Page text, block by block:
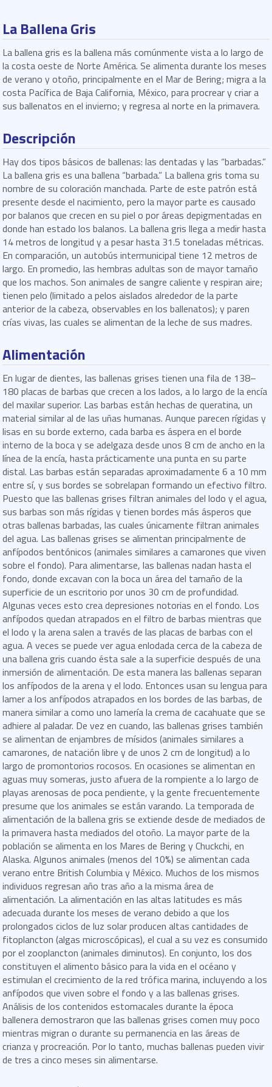
La Ballena Gris
La ballena gris es la ballena más comúnmente vista a lo largo de
la costa oeste de Norte América. Se alimenta durante los meses
de verano y otoño, principalmente en el Mar de Bering; migra a la
costa Pacífica de Baja California, México, para procrear y criar a
sus ballenatos en el invierno; y regresa al norte en la primavera.
Descripción
Hay dos tipos básicos de ballenas: las dentadas y las “barbadas.”
La ballena gris es una ballena “barbada.” La ballena gris toma su
nombre de su coloración manchada. Parte de este patrón está
presente desde el nacimiento, pero la mayor parte es causado
por balanos que crecen en su piel o por áreas depigmentadas en
donde han estado los balanos. La ballena gris llega a medir hasta
14 metros de longitud y a pesar hasta 31.5 toneladas métricas.
En comparación, un autobús intermunicipal tiene 12 metros de
largo. En promedio, las hembras adultas son de mayor tamaño
que los machos. Son animales de sangre caliente y respiran aire;
tienen pelo (limitado a pelos aislados alrededor de la parte
anterior de la cabeza, observables en los ballenatos); y paren
crías vivas, las cuales se alimentan de la leche de sus madres.
Alimentación
En lugar de dientes, las ballenas grises tienen una fila de 138–
180 placas de barbas que crecen a los lados, a lo largo de la encía
del maxilar superior. Las barbas están hechas de queratina, un
material similar al de las uñas humanas. Aunque parecen rígidas y
lisas en su borde externo, cada barba es áspera en el borde
interno de la boca y se adelgaza desde unos 8 cm de ancho en la
línea de la encía, hasta prácticamente una punta en su parte
distal. Las barbas están separadas aproximadamente 6 a 10 mm
entre sí, y sus bordes se sobrelapan formando un efectivo filtro.
Puesto que las ballenas grises filtran animales del lodo y el agua,
sus barbas son más rígidas y tienen bordes más ásperos que
otras ballenas barbadas, las cuales únicamente filtran animales
del agua. Las ballenas grises se alimentan principalmente de
anfípodos bentónicos (animales similares a camarones que viven
sobre el fondo). Para alimentarse, las ballenas nadan hasta el
fondo, donde excavan con la boca un área del tamaño de la
superficie de un escritorio por unos 30 cm de profundidad.
Algunas veces esto crea depresiones notorias en el fondo. Los
anfípodos quedan atrapados en el filtro de barbas mientras que
el lodo y la arena salen a través de las placas de barbas con el
agua. A veces se puede ver agua enlodada cerca de la cabeza de
una ballena gris cuando ésta sale a la superficie después de una
inmersión de alimentación. De esta manera las ballenas separan
los anfípodos de la arena y el lodo. Entonces usan su lengua para
lamer a los anfípodos atrapados en los bordes de las barbas, de
manera similar a como uno lamería la crema de cacahuate que se
adhiere al paladar. De vez en cuando, las ballenas grises también
se alimentan de enjambres de mísidos (animales similares a
camarones, de natación libre y de unos 2 cm de longitud) a lo
largo de promontorios rocosos. En ocasiones se alimentan en
aguas muy someras, justo afuera de la rompiente a lo largo de
playas arenosas de poca pendiente, y la gente frecuentemente
presume que los animales se están varando. La temporada de
alimentación de la ballena gris se extiende desde de mediados de
la primavera hasta mediados del otoño. La mayor parte de la
población se alimenta en los Mares de Bering y Chuckchi, en
Alaska. Algunos animales (menos del 10%) se alimentan cada
verano entre British Columbia y México. Muchos de los mismos
individuos regresan año tras año a la misma área de
alimentación. La alimentación en las altas latitudes es más
adecuada durante los meses de verano debido a que los
prolongados ciclos de luz solar producen altas cantidades de
fitoplancton (algas microscópicas), el cual a su vez es consumido
por el zooplancton (animales diminutos). En conjunto, los dos
constituyen el alimento básico para la vida en el océano y
estimulan el crecimiento de la red trófica marina, incluyendo a los
anfípodos que viven sobre el fondo y a las ballenas grises.
Análisis de los contenidos estomacales durante la época
ballenera demostraron que las ballenas grises comen muy poco
mientras migran o durante su permanencia en las áreas de
crianza y procreación. Por lo tanto, muchas ballenas pueden vivir
de tres a cinco meses sin alimentarse.